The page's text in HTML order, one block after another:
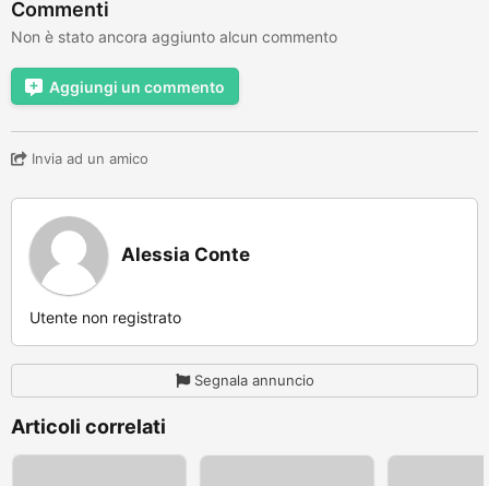
Commenti
Non è stato ancora aggiunto alcun commento
Aggiungi un commento
Invia ad un amico
Alessia Conte
Utente non registrato
Segnala annuncio
Articoli correlati